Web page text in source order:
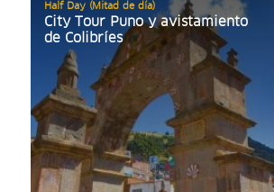
Half Day (Mitad de día)
City Tour Puno y avistamiento
de Colibríes